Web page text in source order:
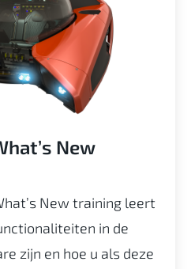
New
New training leert
in de
zijn en hoe u als deze